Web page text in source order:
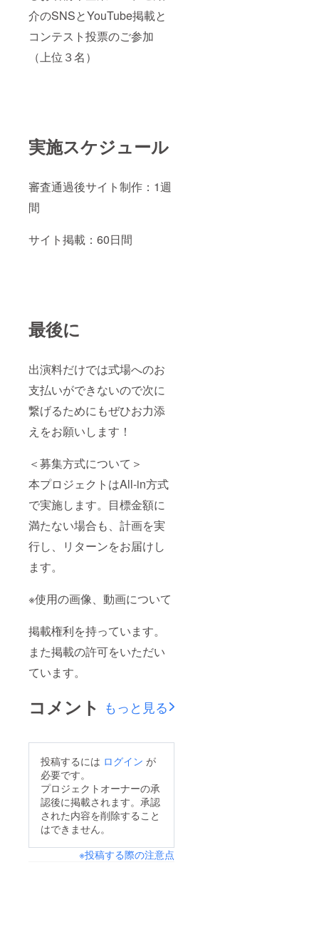
介のSNSとYouTube掲載と
コンテスト投票のご参加
（上位３名）
実施スケジュール
審査通過後サイト制作：1週
間
サイト掲載：60日間
最後に
出演料だけでは式場へのお
支払いができないので次に
繋げるためにもぜひお力添
えをお願いします！
＜募集方式について＞
本プロジェクトはAll-in方式
で実施します。目標金額に
満たない場合も、計画を実
行し、リターンをお届けし
ます。
※使用の画像、動画について
掲載権利を持っています。
また掲載の許可をいただい
ています。
コメント もっと見る
投稿するには ログイン が
必要です。
プロジェクトオーナーの承
認後に掲載されます。承認
された内容を削除すること
はできません。
※投稿する際の注意点